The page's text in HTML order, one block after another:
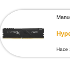
contenido
Hace